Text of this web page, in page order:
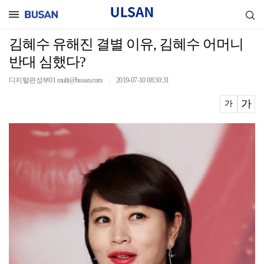
김혜수 유해진 결별 이유, 김혜수 어머니
반대 심했다?
디지털편성부01 multi@busan.com 2019-07-10 08:30:31
가 가